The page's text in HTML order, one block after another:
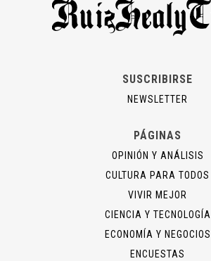
SUSCRIBIRSE
NEWSLETTER
PÁGINAS
OPINIÓN Y ANÁLISIS
CULTURA PARA TODOS
VIVIR MEJOR
CIENCIA Y TECNOLOGÍA
ECONOMÍA Y NEGOCIOS
ENCUESTAS